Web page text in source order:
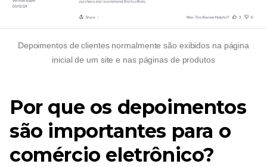
Depoimentos de clientes normalmente são exibidos na página
inicial de um site e nas páginas de produtos
Por que os depoimentos
são importantes para o
comércio eletrônico?